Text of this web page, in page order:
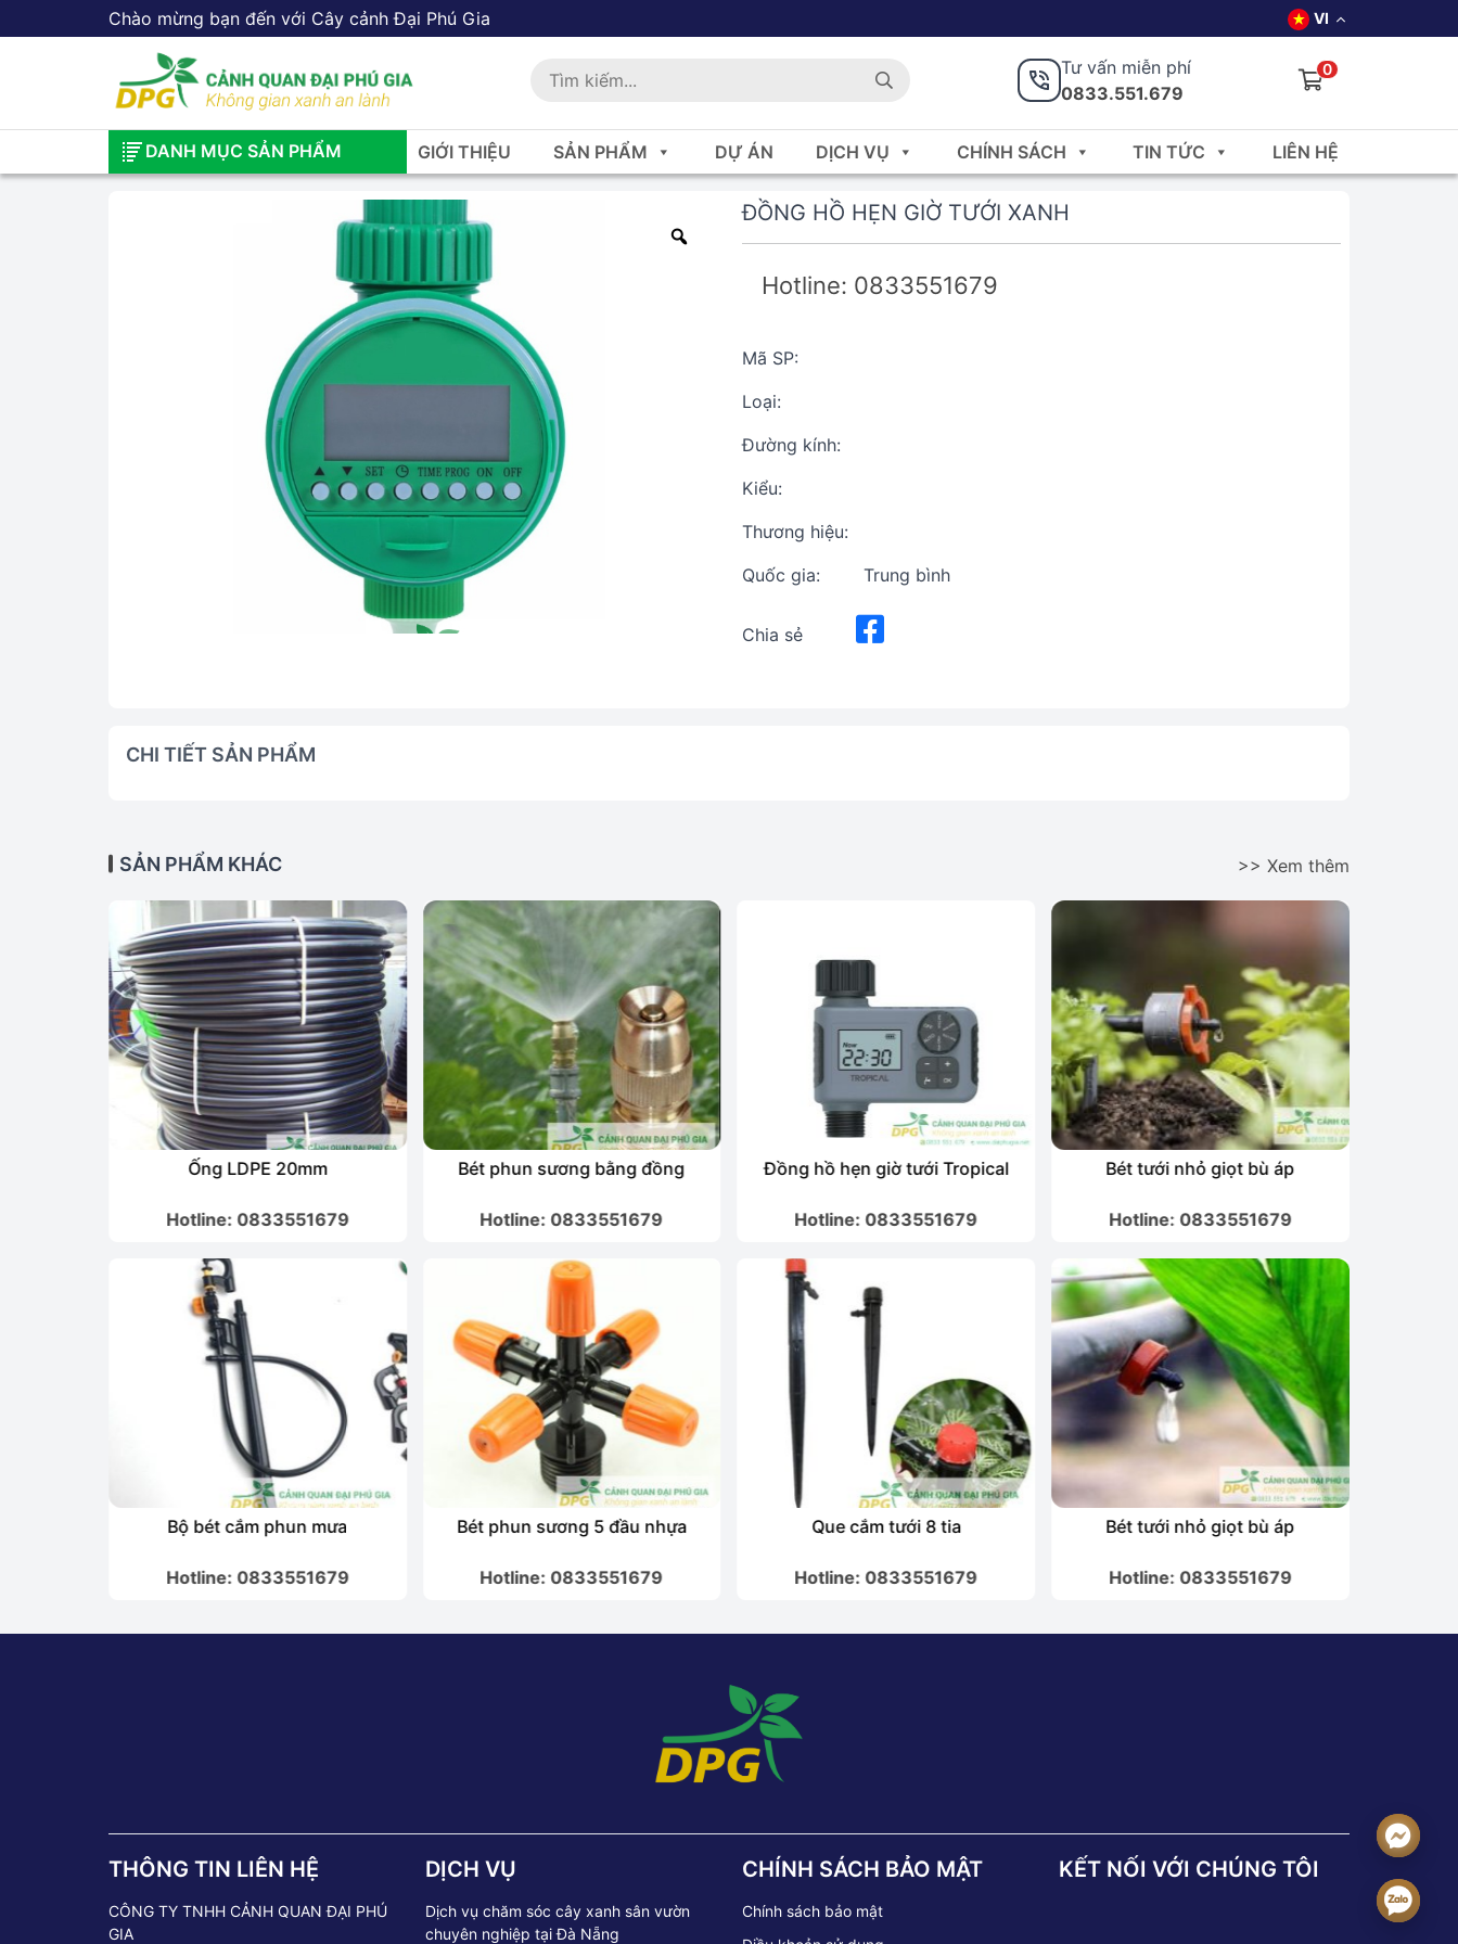
Chào mừng bạn đến với Cây cảnh Đại Phú Gia VI
Tư vấn miễn phí
0833.551.679
0
DANH MỤC SẢN PHẨM GIỚI THIỆU SẢN PHẨM DỰ ÁN DỊCH VỤ CHÍNH SÁCH TIN TỨC LIÊN HỆ
ĐỒNG HỒ HẸN GIỜ TƯỚI XANH
Hotline: 0833551679
Mã SP:
Loại:
Đường kính:
Kiểu:
Thương hiệu:
Quốc gia:
Trung bình
Chia sẻ
CHI TIẾT SẢN PHẨM
SẢN PHẨM KHÁC >> Xem thêm
Ống LDPE 20mm
Hotline: 0833551679
Bét phun sương bằng đồng
Hotline: 0833551679
Đồng hồ hẹn giờ tưới Tropical
Hotline: 0833551679
Bét tưới nhỏ giọt bù áp
Hotline: 0833551679
Bộ bét cắm phun mưa
Hotline: 0833551679
Bét phun sương 5 đầu nhựa
Hotline: 0833551679
Que cắm tưới 8 tia
Hotline: 0833551679
Bét tưới nhỏ giọt bù áp
Hotline: 0833551679
THÔNG TIN LIÊN HỆ
CÔNG TY TNHH CẢNH QUAN ĐẠI PHÚ
GIA
DỊCH VỤ
Dịch vụ chăm sóc cây xanh sân vườn
chuyên nghiệp tại Đà Nẵng
CHÍNH SÁCH BẢO MẬT
Chính sách bảo mật
KẾT NỐI VỚI CHÚNG TÔI